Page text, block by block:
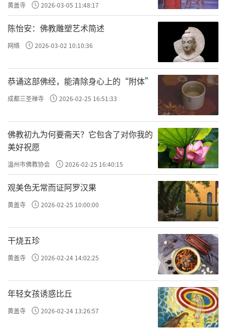
三、将博物馆引入祖庭，使祖庭文物的收
藏和展示以承载祖庭历史
醍醐寺字明治三十八年（1905）起便依靠
自身的力量开始进行文物的保存、调查和管
理，并得到社会高度认可，一致认为醍醐寺的
文物是重要的学术资料。现在，醍醐寺建立
了“醍醐寺文化财研究所”，将传承下来的古
代文献、佛像等所有文化财数据存入“醍醐寺
文化财收藏机构”数据库，全面科学地管理寺
内文化财。与此同时，建造了总面积1000多平
方米的文化财收藏机构“灵宝馆”，保存了国
宝6.9万多件，以及大量未公开的古代和中世纪
的珍贵文物，完全是该寺的一个博物馆，本次
展览的展品即来自此馆。展品的年代从奈良时
代到江户时代。正因为醍醐寺的博物馆和文物
保护功能，为本次展览的举办提供了最大的可
能。
陕西曾是中国佛教僧才凝聚、经典翻译、
宗派创立、佛教弘传和文化交流的中心，陕西
黄盖寺 2026-03-05 11:48:17
陈怡安：佛教雕塑艺术简述
网络 2026-03-02 10:10:36
恭诵这部佛经，能清除身心上的“附体”
成都三圣禅寺 2026-02-25 16:51:33
佛教初九为何要斋天？它包含了对你我的
美好祝愿
温州市佛教协会 2026-02-25 16:40:15
观美色无常而证阿罗汉果
黄盖寺 2026-02-25 10:00:00
干烧五珍
黄盖寺 2026-02-24 14:02:25
年轻女孩诱惑比丘
黄盖寺 2026-02-24 13:26:57